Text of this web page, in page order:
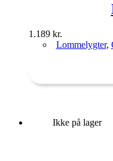
1.189 kr.
Lommelygter,
Ikke på lager